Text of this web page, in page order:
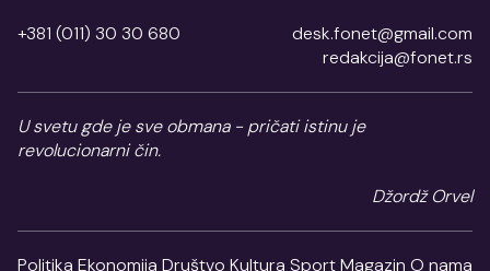
+381 (011) 30 30 680
desk.fonet@gmail.com
redakcija@fonet.rs
U svetu gde je sve obmana - pričati istinu je
revolucionarni čin.
Džordž Orvel
Politika Ekonomija Društvo Kultura SportMagazin O nama